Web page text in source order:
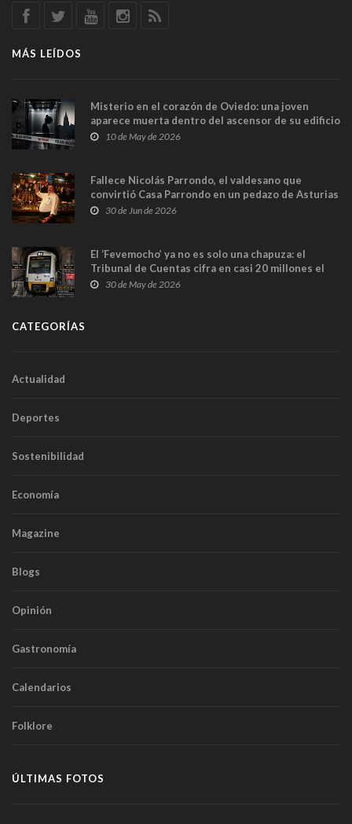
MÁS LEÍDOS
Misterio en el corazón de Oviedo: una joven
aparece muerta dentro del ascensor de su edificio
y las cámaras captan sus últimos minutos
10 de May de 2026
Fallece Nicolás Parrondo, el valdesano que
convirtió Casa Parrondo en un pedazo de Asturias
en Madrid
30 de Jun de 2026
El ‘Fevemocho’ ya no es solo una chapuza: el
Tribunal de Cuentas cifra en casi 20 millones el
sobrecoste de los trenes que no cabían por los
30 de May de 2026
CATEGORÍAS
Actualidad
Deportes
Sostenibilidad
Economía
Magazine
Blogs
Opinión
Gastronomía
Calendarios
Folklore
ÚLTIMAS FOTOS